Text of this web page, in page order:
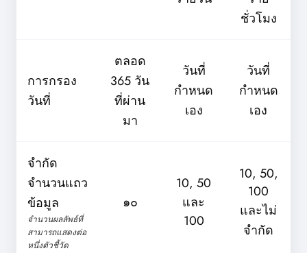
ชั่วโมง
การกรอง
วันที่
ตลอด
365 วัน
ที่ผ่าน
มา
วันที่
กำหนด
เอง
วันที่
กำหนด
เอง
จำกัด
จำนวนแถว
ข้อมูล
จำนวนผลลัพธ์ที่
สามารถแสดงต่อ
หนึ่งตัวชี้วัด
๑๐
10, 50
และ
100
10, 50,
100
และไม่
จำกัด